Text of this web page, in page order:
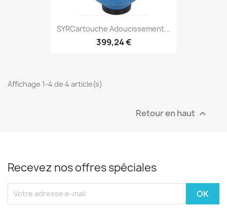
SYRCartouche Adoucissement...
399,24 €
Affichage 1-4 de 4 article(s)
Retour en haut 
Recevez nos offres spéciales